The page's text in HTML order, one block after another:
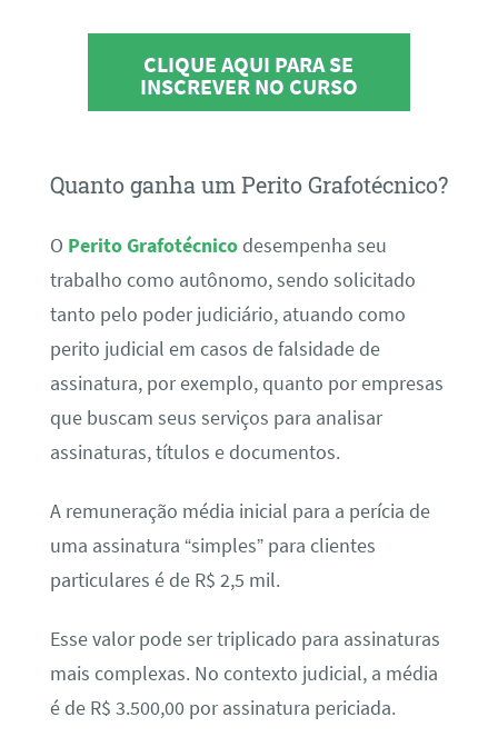
CLIQUE AQUI PARA SE
INSCREVER NO CURSO
Quanto ganha um Perito Grafotécnico?
O Perito Grafotécnicodesempenha seu
trabalho como autônomo, sendo solicitado
tanto pelo poder judiciário, atuando como
perito judicial em casos de falsidade de
assinatura, por exemplo, quanto por empresas
que buscam seus serviços para analisar
assinaturas, títulos e documentos.
A remuneração média inicial para a perícia de
uma assinatura “simples” para clientes
particulares é de R$ 2,5 mil.
Esse valor pode ser triplicado para assinaturas
mais complexas. No contexto judicial, a média
é de R$ 3.500,00 por assinatura periciada.